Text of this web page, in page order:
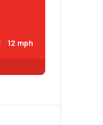
12 mph